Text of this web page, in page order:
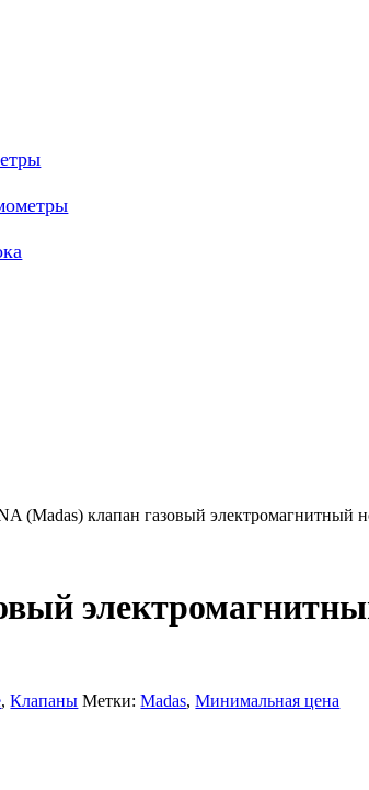
(Madas) клапан газовый электромагнитный
,Клапаны Метки:Madas,Минимальная цена